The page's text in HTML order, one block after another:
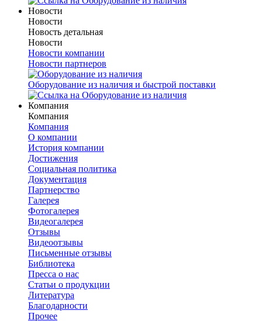
Новости
Новости
Новость детальная
Новости
Новости компании
Новости партнеров
Оборудование из наличия и быстрой поставки
Компания
Компания
Компания
О компании
История компании
Достижения
Социальная политика
Документация
Партнерство
Галерея
Фотогалерея
Видеогалерея
Отзывы
Видеоотзывы
Письменные отзывы
Библиотека
Пресса о нас
Статьи о продукции
Литература
Благодарности
Прочее